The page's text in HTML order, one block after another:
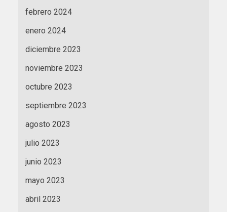
febrero 2024
enero 2024
diciembre 2023
noviembre 2023
octubre 2023
septiembre 2023
agosto 2023
julio 2023
junio 2023
mayo 2023
abril 2023